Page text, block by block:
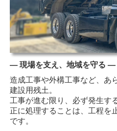
コンクリート用砕石／砂販売・運
建設用残土運搬・処分
建設機械修理・販売
油圧ホース制作・販売
建設機械組立
土木工事
車両・機材一覧
― 現場を支え、地域を守る ―
造成工事や外構工事など、あ
建設用残土。
工事が進む限り、必ず発生す
正に処理することは、工程を
です。